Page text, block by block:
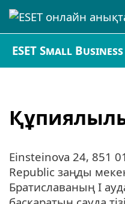
ESET Small
Einsteinova 24, 851
Republic заңды
Братиславаның I